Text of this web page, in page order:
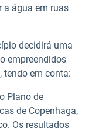
a água em ruas
decidirá uma
empreendidos
tendo em conta:
Plano de
de Copenhaga,
Os resultados